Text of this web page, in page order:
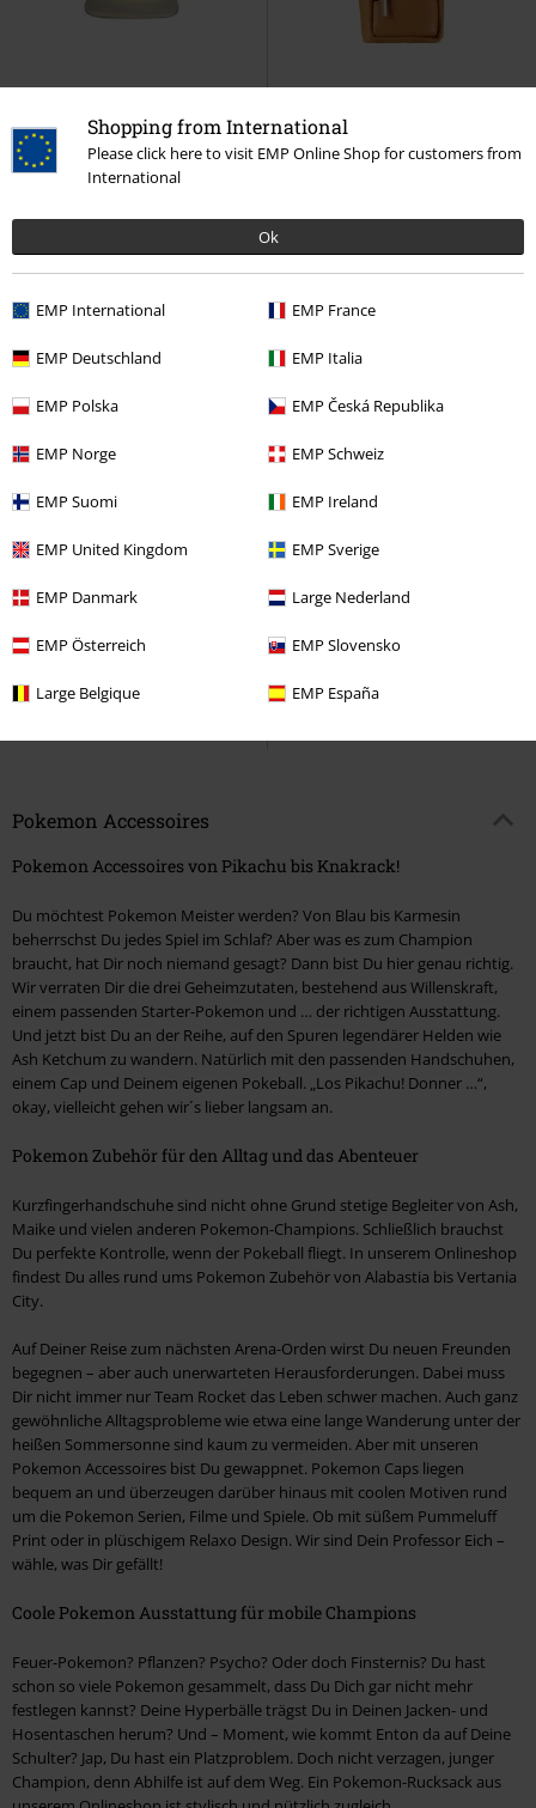
Shopping from International
Please click here to visit EMP Online Shop for customers from
International
Ok
EMP International EMP France
EMP Deutschland EMP Italia
EMP Polska EMP Česká Republika
EMP Norge EMP Schweiz
EMP Suomi EMP Ireland
EMP United Kingdom EMP Sverige
EMP Danmark Large Nederland
EMP Österreich EMP Slovensko
Large Belgique EMP España
29,99 €
Pokémon Cap
UVP24,99 €
16,99 €
%
14,99 €
Evoli - Micro Bag
Umhängetasche
Pokemon Accessoires
Pokemon Accessoires von Pikachu bis Knakrack!
Du möchtest Pokemon Meister werden? Von Blau bis Karmesin
beherrschst Du jedes Spiel im Schlaf? Aber was es zum Champion
braucht, hat Dir noch niemand gesagt? Dann bist Du hier genau richtig.
Wir verraten Dir die drei Geheimzutaten, bestehend aus Willenskraft,
einem passenden Starter-Pokemon und … der richtigen Ausstattung.
Und jetzt bist Du an der Reihe, auf den Spuren legendärer Helden wie
Ash Ketchum zu wandern. Natürlich mit den passenden Handschuhen,
einem Cap und Deinem eigenen Pokeball. „Los Pikachu! Donner …“,
okay, vielleicht gehen wir´s lieber langsam an.
Pokemon Zubehör für den Alltag und das Abenteuer
Kurzfingerhandschuhe sind nicht ohne Grund stetige Begleiter von Ash,
Maike und vielen anderen Pokemon-Champions. Schließlich brauchst
Du perfekte Kontrolle, wenn der Pokeball fliegt. In unserem Onlineshop
findest Du alles rund ums Pokemon Zubehör von Alabastia bis Vertania
City.
Auf Deiner Reise zum nächsten Arena-Orden wirst Du neuen Freunden
begegnen – aber auch unerwarteten Herausforderungen. Dabei muss
Dir nicht immer nur Team Rocket das Leben schwer machen. Auch ganz
gewöhnliche Alltagsprobleme wie etwa eine lange Wanderung unter der
heißen Sommersonne sind kaum zu vermeiden. Aber mit unseren
Pokemon Accessoires bist Du gewappnet. Pokemon Caps liegen
bequem an und überzeugen darüber hinaus mit coolen Motiven rund
um die Pokemon Serien, Filme und Spiele. Ob mit süßem Pummeluff
Print oder in plüschigem Relaxo Design. Wir sind Dein Professor Eich –
wähle, was Dir gefällt!
Coole Pokemon Ausstattung für mobile Champions
Feuer-Pokemon? Pflanzen? Psycho? Oder doch Finsternis? Du hast
schon so viele Pokemon gesammelt, dass Du Dich gar nicht mehr
festlegen kannst? Deine Hyperbälle trägst Du in Deinen Jacken- und
Hosentaschen herum? Und – Moment, wie kommt Enton da auf Deine
Schulter? Jap, Du hast ein Platzproblem. Doch nicht verzagen, junger
Champion, denn Abhilfe ist auf dem Weg. Ein Pokemon-Rucksack aus